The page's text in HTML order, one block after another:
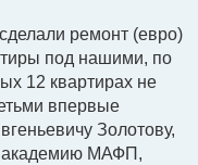
ремонт (евро)
под нашими, по
12 квартирах не
впервые
Золотову,
академию МАФП,